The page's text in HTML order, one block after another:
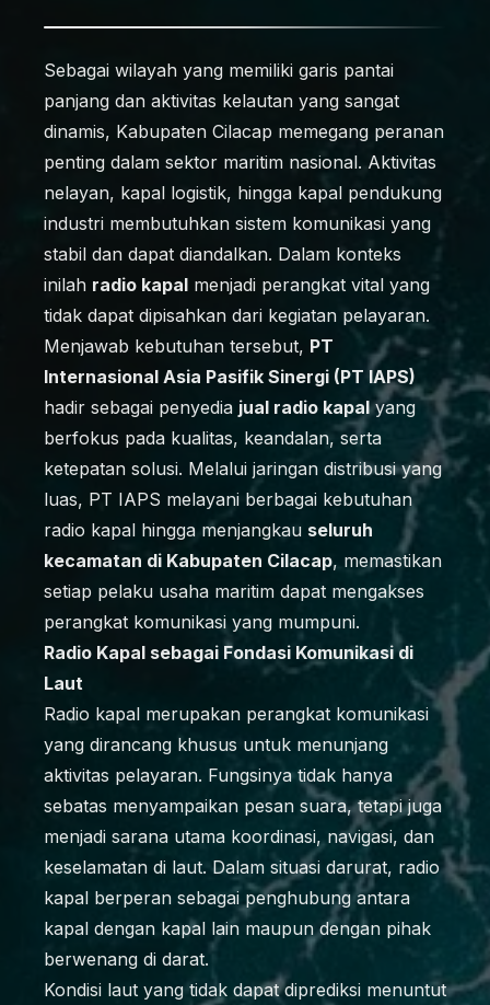
Sebagai wilayah yang memiliki garis pantai
panjang dan aktivitas kelautan yang sangat
dinamis, Kabupaten Cilacap memegang peranan
penting dalam sektor maritim nasional. Aktivitas
nelayan, kapal logistik, hingga kapal pendukung
industri membutuhkan sistem komunikasi yang
stabil dan dapat diandalkan. Dalam konteks
inilah radio kapal menjadi perangkat vital yang
tidak dapat dipisahkan dari kegiatan pelayaran.
Menjawab kebutuhan tersebut, PT
Internasional Asia Pasifik Sinergi (PT IAPS)
hadir sebagai penyedia jual radio kapalyang
berfokus pada kualitas, keandalan, serta
ketepatan solusi. Melalui jaringan distribusi yang
luas, PT IAPS melayani berbagai kebutuhan
radio kapal hingga menjangkau seluruh
kecamatan di Kabupaten Cilacap, memastikan
setiap pelaku usaha maritim dapat mengakses
perangkat komunikasi yang mumpuni.
Radio Kapal sebagai Fondasi Komunikasi di
Laut
Radio kapal merupakan perangkat komunikasi
yang dirancang khusus untuk menunjang
aktivitas pelayaran. Fungsinya tidak hanya
sebatas menyampaikan pesan suara, tetapi juga
menjadi sarana utama koordinasi, navigasi, dan
keselamatan di laut. Dalam situasi darurat, radio
kapal berperan sebagai penghubung antara
kapal dengan kapal lain maupun dengan pihak
berwenang di darat.
Kondisi laut yang tidak dapat diprediksi menuntut